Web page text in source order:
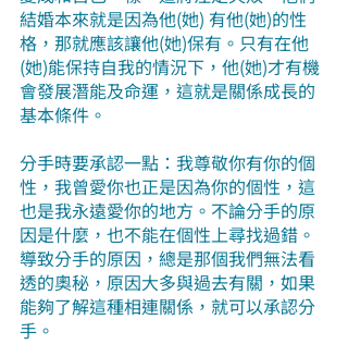
結婚本來就是因為他(她) 有他(她)的性
格，那就應該讓他(她)保有。只有在他
(她)能保持自我的情況下，他(她)才有機
會發展潛能及命運，這就是關係成長的
基本條件。
分手時要承認一點：我尊敬你有你的個
性，我曾愛你也正是因為你的個性，這
也是我永遠愛你的地方。不論分手的原
因是什麼，也不能在個性上尋找過錯。
導致分手的原因，總是那個我們無法看
透的奧秘，原因大多與過去有關，如果
能夠了解這種相連關係，就可以承認分
手。